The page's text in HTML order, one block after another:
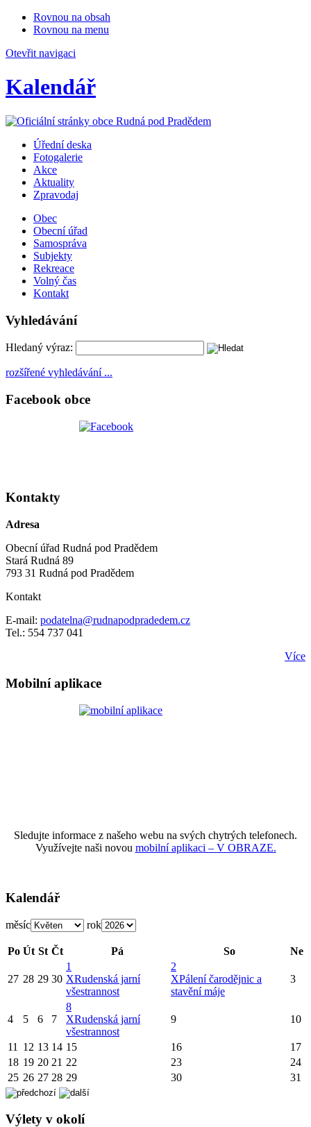
Rovnou na obsah
Rovnou na menu
Otevřit navigaci
Kalendář
Úřední deska
Fotogalerie
Akce
Aktuality
Zpravodaj
Obec
Obecní úřad
Samospráva
Subjekty
Rekreace
Volný čas
Kontakt
Vyhledávání
Hledaný výraz:
rozšířené vyhledávání ...
Facebook obce
Kontakty
Adresa
Obecní úřad Rudná pod Pradědem
Stará Rudná 89
793 31 Rudná pod Pradědem
Kontakt
E-mail: podatelna@rudnapodpradedem.cz
Tel.: 554 737 041
Více
Mobilní aplikace
Sledujte informace z našeho webu na svých chytrých telefonech.
Využívejte naši novou mobilní aplikaci – V OBRAZE.
Kalendář
měsíc rok
Po Út St Čt Pá So Ne
27 28 29 30
1
XRudenská jarní
všestrannost
2
XPálení čarodějnic a
stavění máje
3
4 5 6 7
8
XRudenská jarní
všestrannost
9 10
11 12 13 14 15 16
17
18 19 20 21 22 23
24
25 26 27 28 29 30 31
Výlety v okolí